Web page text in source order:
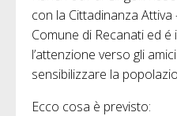
con la Cittadinanza
Comune di Recanati ed
l’attenzione verso gli
sensibilizzare la
Ecco cosa è previsto: